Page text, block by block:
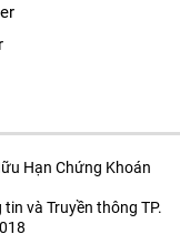
Hạn Chứng Khoán
và Truyền thông TP.